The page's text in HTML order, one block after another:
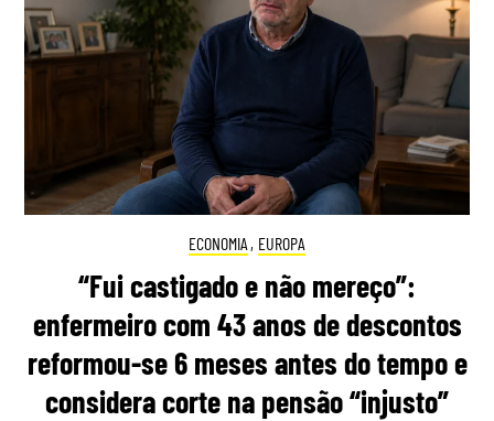
ECONOMIA , EUROPA
“Fui castigado e não mereço”:
enfermeiro com 43 anos de descontos
reformou-se 6 meses antes do tempo e
considera corte na pensão “injusto”